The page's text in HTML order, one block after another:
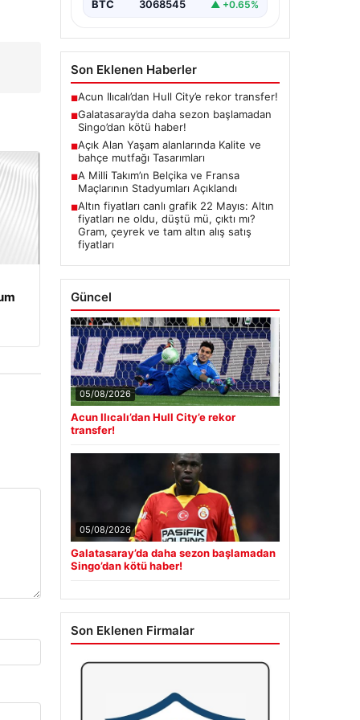
BTC 3068545 ▲ +0.65%
Son Eklenen Haberler
■Acun Ilıcalı’dan Hull City’e rekor transfer!
■Galatasaray’da daha sezon başlamadan
Singo’dan kötü haber!
■Açık Alan Yaşam alanlarında Kalite ve
bahçe mutfağı Tasarımları
■A Milli Takım’ın Belçika ve Fransa
Maçlarının Stadyumları Açıklandı
■Altın fiyatları canlı grafik 22 Mayıs: Altın
fiyatları ne oldu, düştü mü, çıktı mı?
Gram, çeyrek ve tam altın alış satış
fiyatları
Güncel
05/08/2026
Acun Ilıcalı’dan Hull City’e rekor
transfer!
05/08/2026
Galatasaray’da daha sezon başlamadan
Singo’dan kötü haber!
Son Eklenen Firmalar